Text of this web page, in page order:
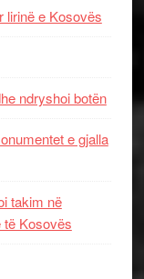
lirinë e Kosovës
ndryshoi botën
e gjalla
takim në
të Kosovës